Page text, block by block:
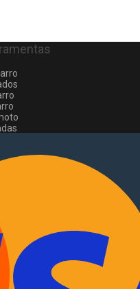
vender